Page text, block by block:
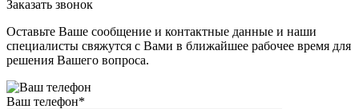
Заказать звонок
Оставьте Ваше сообщение и контактные данные и наши
специалисты свяжутся с Вами в ближайшее рабочее время для
решения Вашего вопроса.
Ваш телефон*